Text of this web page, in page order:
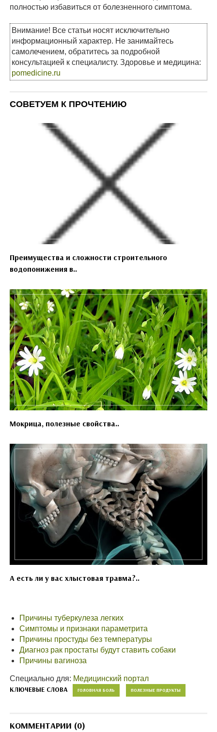
полностью избавиться от болезненного симптома.
Внимание! Все статьи носят исключительно
информационный характер. Не занимайтесь
самолечением, обратитесь за подробной
консультацией к специалисту. Здоровье и медицина:
pomedicine.ru
СОВЕТУЕМ К ПРОЧТЕНИЮ
Преимущества и сложности строительного
водопонижения в..
Мокрица, полезные свойства..
А есть ли у вас хлыстовая травма?..
Причины туберкулеза легких
Симптомы и признаки параметрита
Причины простуды без температуры
Диагноз рак простаты будут ставить собаки
Причины вагиноза
Специально для: Медицинский портал
КЛЮЧЕВЫЕ СЛОВА ГОЛОВНАЯ БОЛЬ ПОЛЕЗНЫЕ ПРОДУКТЫ
КОММЕНТАРИИ (0)